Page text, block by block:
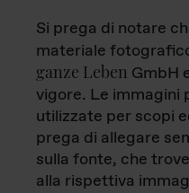
Si prega di notare
materiale
ganze Leben GmbH
vigore. Le immagini
utilizzate per scopi
prega di allegare
sulla fonte, che
alla rispettiva